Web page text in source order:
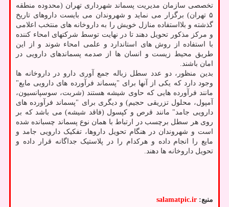
تخصصی سازمان مدیریت پسماند شهرداری تهران (محدوده منطقه
۵ تهران) برگزار می نماید و شهروندان می بایست داروهای تاریخ
گذشته و بلااستفاده منازل خویش را به داروخانه های منتخب اعلامی
و مرکز مذکور تحویل دهند تا در نهایت توسط شرکتهای امحاء کننده
با استفاده از روش های استاندارد و علمی امحاء شوند و از این
طریق محیط زیست و انسان ها از صدمه پسماندهای دارویی در
امان باشند.
بدین منظور، دو عدد سطل زباله جمع آوری دارو در داروخانه ها
وجود دارد که یکی از آنها برای "پسماند فرآورده های دارویی مایع"
مانند فرآورده هایی که حاوی شیشه هستند (شربت، سوسپانسیون،
آمپول، محلول تزریقی حجیم) و دیگری برای "پسماند فرآورده های
دارویی جامد" مانند قرص و کپسول (فاقد شیشه) می باشد که بر
روی هر سطل برچسب در ارتباط با همان نوع پسماند چسبانده شده
است و شهروندان در هنگام تحویل داروها، تفکیک دارویی جامد و
مایع را انجام داده و هرکدام را در پلاستیک جداگانه قرار داده و
تحویل داروخانه ها دهند.
منبع: salamatpic.ir